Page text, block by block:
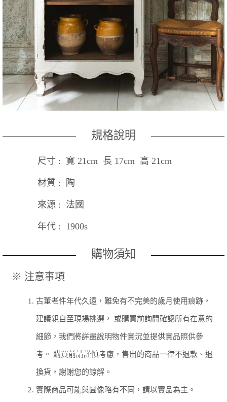
規格說明
尺寸 : 寬 21cm 長 17cm 高 21cm
材質 : 陶
來源 : 法國
年代 : 1900s
購物須知
※ 注意事項
1. 古董老件年代久遠，難免有不完美的歲月使用痕跡，
建議親自至現場挑選， 或購買前詢問確認所有在意的
細節，我們將詳盡說明物件實況並提供實品照供參
考。 購買前請謹慎考慮，售出的商品一律不退款、退
換貨，謝謝您的諒解。
2. 實際商品可能與圖像略有不同，請以實品為主。